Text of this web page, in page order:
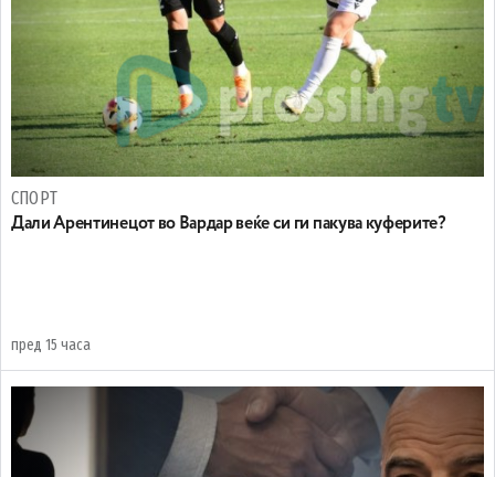
СПОРТ
Дали Арентинецот во Вардар веќе си ги пакува куферите?
пред 15 часа